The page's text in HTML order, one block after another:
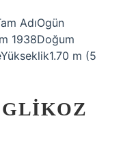
AdıOgün
1938Doğum
m (5